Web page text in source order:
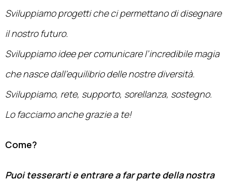
Sviluppiamo progetti che ci permettano di disegnare
il nostro futuro.
Sviluppiamo idee per comunicare l’incredibile magia
che nasce dall’equilibrio delle nostre diversità.
Sviluppiamo, rete, supporto, sorellanza, sostegno.
Lo facciamo anche grazie a te!
Come?
Puoi tesserarti e entrare a far parte della nostra